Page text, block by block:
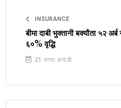
INSURANCE
बीमा दाबी भुक्तानी बक्यौता ५२
६०% वृद्धि
21 घण्टा अगाडी